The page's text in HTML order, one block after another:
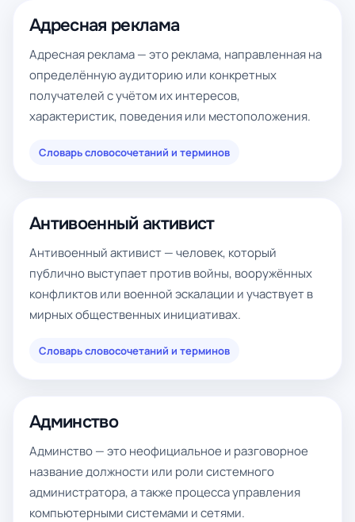
Адресная реклама
Адресная реклама — это реклама, направленная на
определённую аудиторию или конкретных
получателей с учётом их интересов,
характеристик, поведения или местоположения.
Словарь словосочетаний и терминов
Антивоенный активист
Антивоенный активист — человек, который
публично выступает против войны, вооружённых
конфликтов или военной эскалации и участвует в
мирных общественных инициативах.
Словарь словосочетаний и терминов
Админство
Админство — это неофициальное и разговорное
название должности или роли системного
администратора, а также процесса управления
компьютерными системами и сетями.